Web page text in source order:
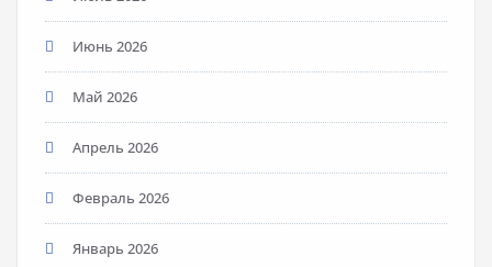
Июнь 2026
Май 2026
Апрель 2026
Февраль 2026
Январь 2026